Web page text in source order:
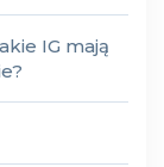
IG mają